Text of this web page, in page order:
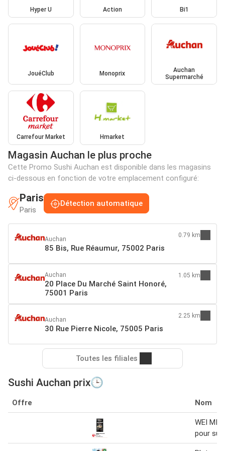
Hyper U Action Bi1
JouéClub Monoprix
Auchan
Supermarché
Carrefour Market Hmarket
Magasin Auchan le plus proche
Cette Promo Sushi Auchan est disponible dans les magasins
ci-dessous en fonction de votre emplacement configuré:
Paris
Paris
Détection automatique
Auchan
85 Bis, Rue Réaumur, 75002 Paris
0.79 km
Auchan
20 Place Du Marché Saint Honoré,
75001 Paris
1.05 km
Auchan
30 Rue Pierre Nicole, 75005 Paris
2.25 km
Toutes les filiales
Sushi Auchan prix🕒
Offre Nom
WEI
pour